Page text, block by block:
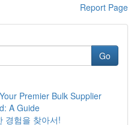
Report Page
Go
Premier Bulk Supplier
A Guide
경험을 찾아서!